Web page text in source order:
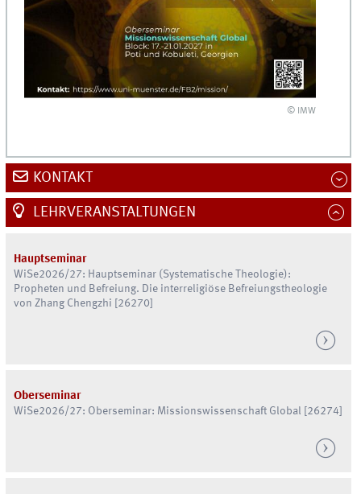
© IMW
KONTAKT
LEHRVERANSTALTUNGEN
Hauptseminar
WiSe2026/27: Hauptseminar (Systematische Theologie):
Propheten und Befreiung. Die interreligiöse Befreiungstheologie
von Zhang Chengzhi [26270]
Oberseminar
WiSe2026/27: Oberseminar: Missionswissenschaft Global [26274]